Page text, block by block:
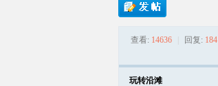
查看: 14636 回复: 184
玩转沿滩